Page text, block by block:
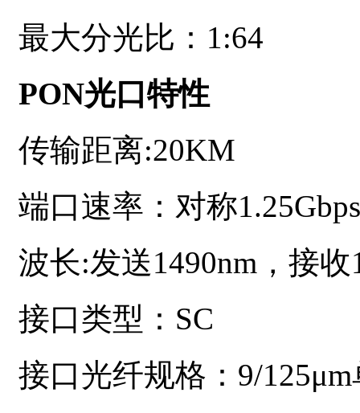
最大分光比： 1:64
PON光口特性
传输距离:20KM
端口速率：对称1.25Gbps
波长:发送1490nm，接收
接口类型： SC
接口光纤规格： 9/